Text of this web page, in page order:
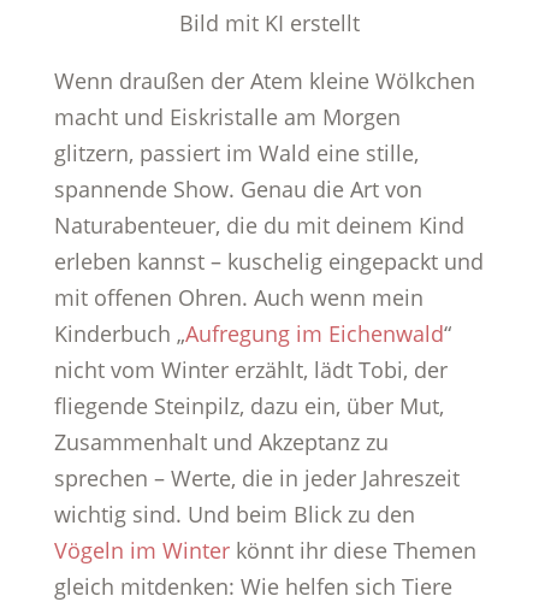
Bild mit KI erstellt
Wenn draußen der Atem kleine Wölkchen
macht und Eiskristalle am Morgen
glitzern, passiert im Wald eine stille,
spannende Show. Genau die Art von
Naturabenteuer, die du mit deinem Kind
erleben kannst – kuschelig eingepackt und
mit offenen Ohren. Auch wenn mein
Kinderbuch „Aufregung im Eichenwald“
nicht vom Winter erzählt, lädt Tobi, der
fliegende Steinpilz, dazu ein, über Mut,
Zusammenhalt und Akzeptanz zu
sprechen – Werte, die in jeder Jahreszeit
wichtig sind. Und beim Blick zu den
Vögeln im Winterkönnt ihr diese Themen
gleich mitdenken: Wie helfen sich Tiere